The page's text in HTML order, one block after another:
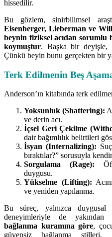
hissedilir.
Bu gözlem, sinirbilimsel
Eisenberger, Lieberman ve
beynin fiziksel acıdan
koymuştur. Başka bir
Çünkü beyin bunu gerçekten bir
Terk Edilmenin Beş
Anderson’ın kitabında terk
Yoksunluk (Shattering):
ve derin acı.
İçsel Geri Çekilme
dair bağımlılık belirtileri
İsyan (Internalizing):
bıraktılar?” sorusuyla
Sorgulama (Rage):
duygusu.
Yükselme (Lifting):
ve yeniden yapılanma.
Bu süreç, yalnızca
deneyimleriyle de yakından
bağlanma kuramına göre,
güvensiz bağlanma stilleri,